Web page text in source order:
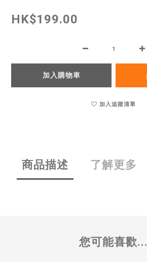
HK$199.00
加入購物車
加入追蹤清單
商品描述 了解更多
您可能喜歡...